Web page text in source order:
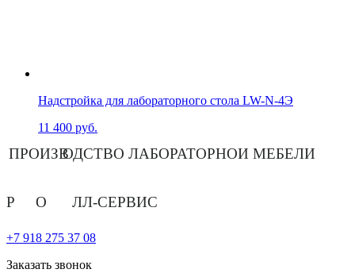
Надстройка для лабораторного стола LW-N-4Э
11 400 руб.
Р О ЛЛ-СЕРВИС
ПРОИЗВОДСТВО ЛАБОРАТОРНОЙ МЕБЕЛИ
+7 918 275 37 08
Заказать звонок